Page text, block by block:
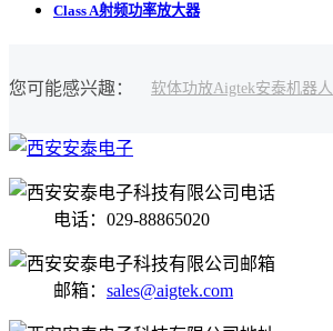
Class A射频功率放大器
您可能感兴趣： 软体功放Aigtek安泰机器人
电话：029-88865020
邮箱： sales@aigtek.com